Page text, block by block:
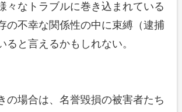
々なトラブルに巻き込まれている
の不幸な関係性の中に束縛（逮捕
ると言えるかもしれない。
の場合は、名誉毀損の被害者たち